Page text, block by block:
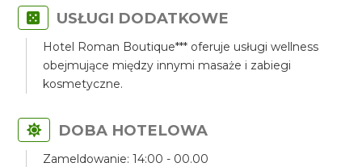
USŁUGI DODATKOWE
Hotel Roman Boutique*** oferuje usługi wellness
obejmujące między innymi masaże i zabiegi
kosmetyczne.
DOBA HOTELOWA
Zameldowanie: 14:00 - 00.00